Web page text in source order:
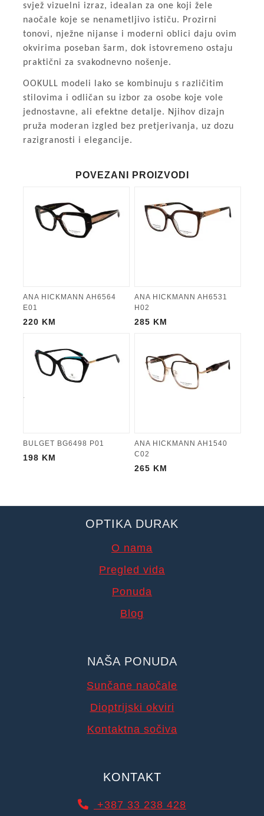
svjež vizuelni izraz, idealan za one koji žele
naočale koje se nenametljivo ističu. Prozirni
tonovi, nježne nijanse i moderni oblici daju ovim
okvirima poseban šarm, dok istovremeno ostaju
praktični za svakodnevno nošenje.
OOKULL modeli lako se kombinuju s različitim
stilovima i odličan su izbor za osobe koje vole
jednostavne, ali efektne detalje. Njihov dizajn
pruža moderan izgled bez pretjerivanja, uz dozu
razigranosti i elegancije.
POVEZANI PROIZVODI
ANA HICKMANN AH6564
E01
220 KM
ANA HICKMANN AH6531
H02
285 KM
BULGET BG6498 P01
198 KM
ANA HICKMANN AH1540
C02
265 KM
OPTIKA DURAK
O nama
Pregled vida
Ponuda
Blog
NAŠA PONUDA
Sunčane naočale
Dioptrijski okviri
Kontaktna sočiva
KONTAKT
+387 33 238 428